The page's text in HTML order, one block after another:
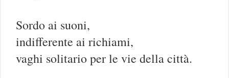
Sordo ai suoni,
indifferente ai richiami,
vaghi solitario per le vie della città.